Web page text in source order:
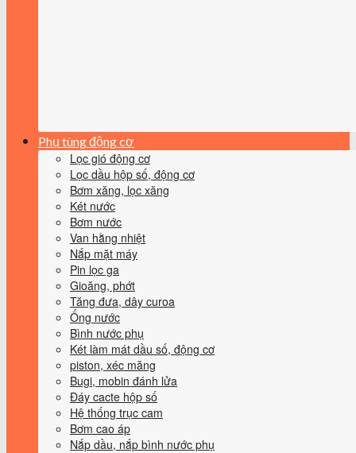
Phụ tùng động cơ
Lọc gió động cơ
Lọc dầu hộp số, động cơ
Bơm xăng, lọc xăng
Két nước
Bơm nước
Van hằng nhiệt
Nắp mặt máy
Pin lọc ga
Gioăng, phớt
Tăng đưa, dây curoa
Ống nước
Bình nước phụ
Két làm mát dầu số, động cơ
piston, xéc măng
Bugi, mobin đánh lửa
Đáy cacte hộp số
Hệ thống trục cam
Bơm cao áp
Nắp dầu, nắp bình nước phụ